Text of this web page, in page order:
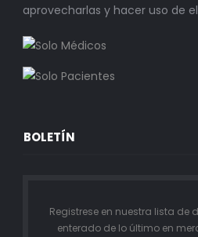
aprovecharlas y hacer uso de
BOLETÍN
Registrese en nuestra lista de
enterado de lo último en